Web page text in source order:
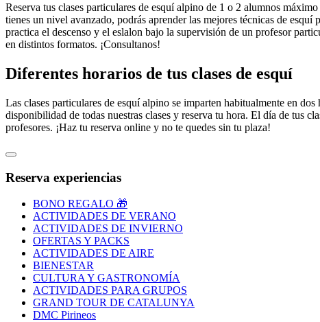
Reserva tus clases particulares de esquí alpino de 1 o 2 alumnos
tienes un nivel avanzado, podrás aprender las mejores técnicas de
practica el descenso y el eslalon bajo la supervisión de un profesor
en distintos formatos. ¡Consultanos!
Diferentes horarios de tus clases de esquí
Las clases particulares de esquí alpino se imparten habitualmente en
disponibilidad de todas nuestras clases y reserva tu hora. El día de tus
profesores. ¡Haz tu reserva online y no te quedes sin tu plaza!
Reserva experiencias
BONO REGALO 🎁
ACTIVIDADES DE VERANO
ACTIVIDADES DE INVIERNO
OFERTAS Y PACKS
ACTIVIDADES DE AIRE
BIENESTAR
CULTURA Y GASTRONOMÍA
ACTIVIDADES PARA GRUPOS
GRAND TOUR DE CATALUNYA
DMC Pirineos